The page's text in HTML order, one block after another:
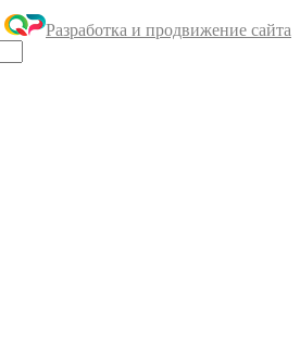
Разработка и продвижение сайта